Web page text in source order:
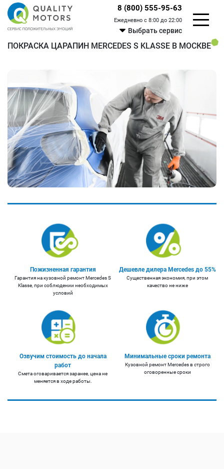
8 (800) 555-95-63
Ежедневно с 8:00 до 22:00
Выбрать сервис
ПОКРАСКА ЦАРАПИН MERCEDES S KLASSE В МОСКВЕ
Пожизненная гарантия
Гарантия на кузовной ремонт Mercedes S
Klasse, при соблюдении необходимых
условий
Дешевле дилера Mercedes до 55%
Существенная экономия, при этом
качество не ниже
Озвучим стоимость до начала
работ
Смета оговаривается заранее, цена не
меняется в ходе работы.
Минимальные сроки ремонта
Кузовной ремонт Mercedes в строго
оговоренные сроки